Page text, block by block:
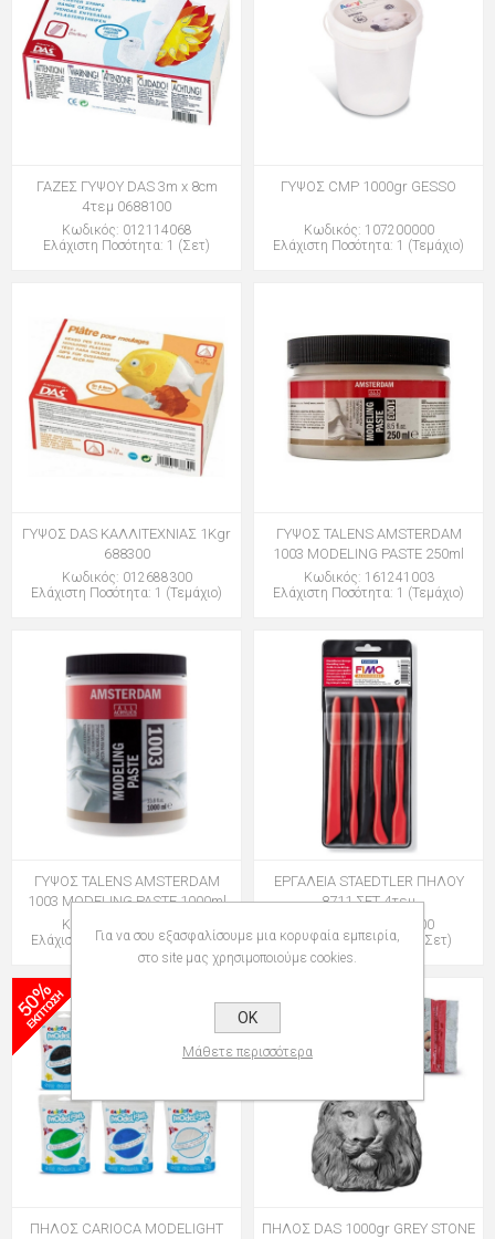
ΓΑΖΕΣ ΓΥΨΟΥ DAS 3m x 8cm
4τεμ 0688100
Κωδικός: 012114068
Ελάχιστη Ποσότητα: 1 (Σετ)
ΓΥΨΟΣ CMP 1000gr GESSO
Κωδικός: 107200000
Ελάχιστη Ποσότητα: 1 (Τεμάχιο)
ΓΥΨΟΣ DAS ΚΑΛΛΙΤΕΧΝΙΑΣ 1Kgr
688300
Κωδικός: 012688300
Ελάχιστη Ποσότητα: 1 (Τεμάχιο)
ΓΥΨΟΣ TALENS AMSTERDAM
1003 MODELING PASTE 250ml
Κωδικός: 161241003
Ελάχιστη Ποσότητα: 1 (Τεμάχιο)
ΓΥΨΟΣ TALENS AMSTERDAM
1003 MODELING PASTE 1000ml
Κωδικός: 161241920
Ελάχιστη Ποσότητα: 1 (Τεμάχιο)
ΕΡΓΑΛΕΙΑ STAEDTLER ΠΗΛΟΥ
8711 ΣΕΤ 4τεμ
Κωδικός: 107871100
Ελάχιστη Ποσότητα: 1 (Σετ)
ΠΗΛΟΣ CARIOCA MODELIGHT
ΠΗΛΟΣ DAS 1000gr GREY STONE
Για να σου εξασφαλίσουμε μια κορυφαία εμπειρία,
στο site μας χρησιμοποιούμε cookies.
OK
Μάθετε περισσότερα